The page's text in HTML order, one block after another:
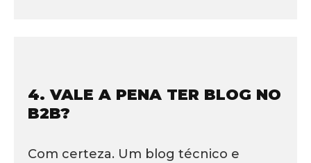
4. VALE A PENA TER BLOG NO
B2B?
Com certeza. Um blog técnico e